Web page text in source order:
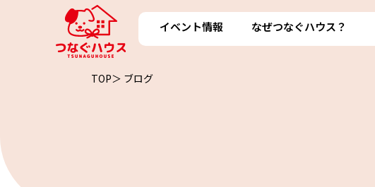
イベント情報 なぜつなぐハウス？
TOP＞ ブログ